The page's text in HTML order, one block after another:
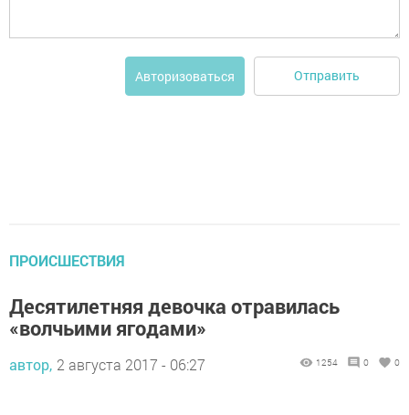
Авторизоваться Отправить
ПРОИСШЕСТВИЯ
Десятилетняя девочка отравилась
«волчьими ягодами»
автор, 2 августа 2017 - 06:27 1254 0 0